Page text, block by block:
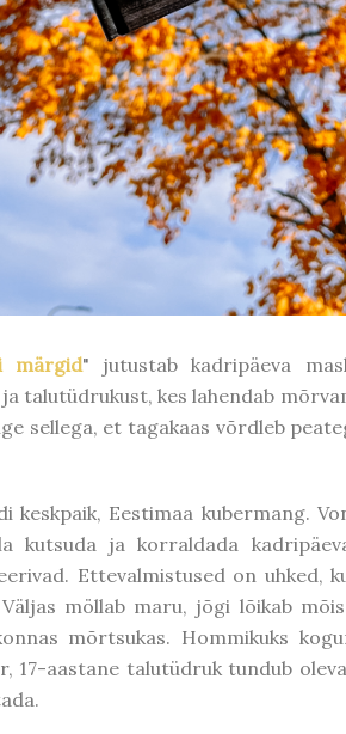
märgid" jutustab kadripäeva
talutüdrukust, kes lahendab
sellega, et tagakaas võrdleb
keskpaik, Eestimaa kubermang.
kutsuda ja korraldada
Ettevalmistused on uhked,
möllab maru, jõgi lõikab
mõrtsukas. Hommikuks
17-aastane talutüdruk tundub